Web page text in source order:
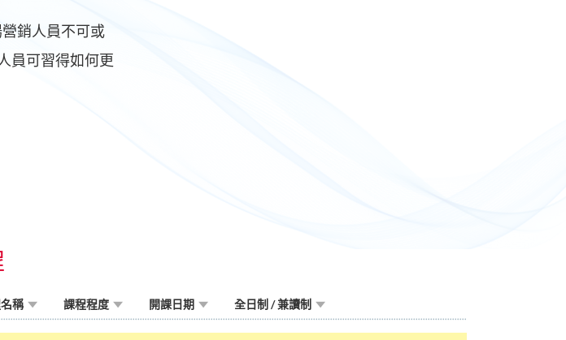
銷人員不可或
員可習得如何更
稱 課程程度 開課日期 全日制 / 兼讀制